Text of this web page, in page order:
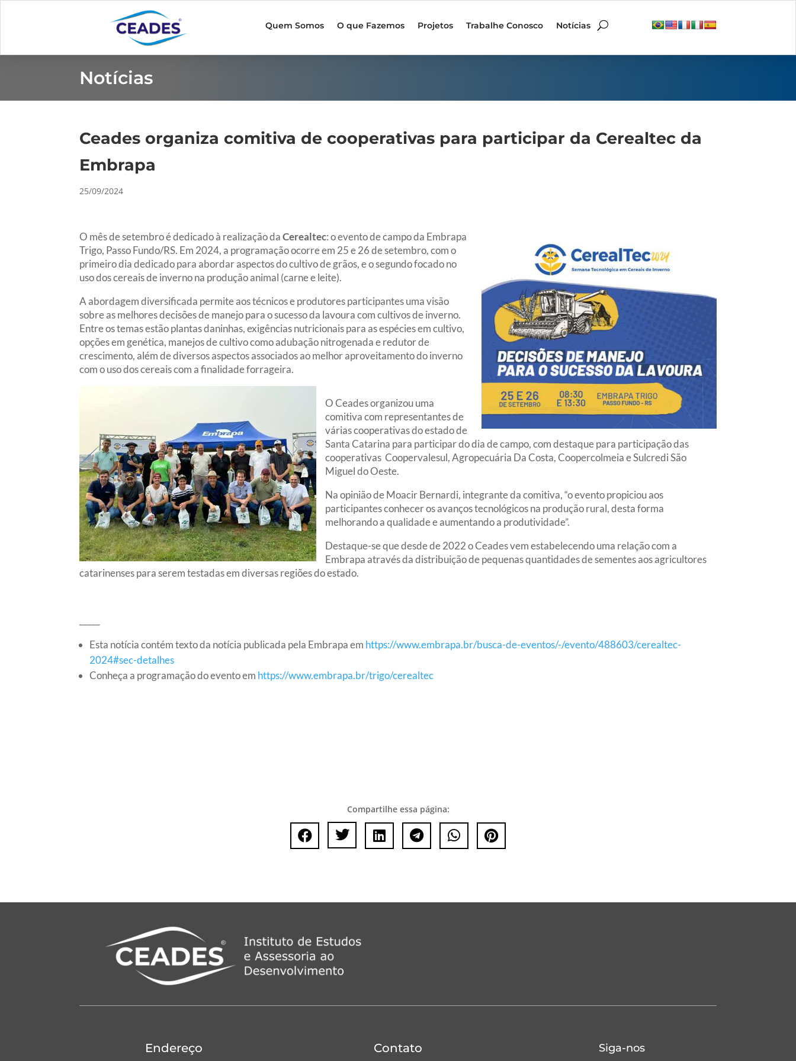
Quem Somos O que Fazemos Projetos Trabalhe Conosco Notícias
Notícias
Ceades organiza comitiva de cooperativas para participar da Cerealtec da
Embrapa
25/09/2024
O mês de setembro é dedicado à realização daCerealtec: o evento de campo da Embrapa
Trigo, Passo Fundo/RS. Em 2024, a programação ocorre em 25 e 26 de setembro, com o
primeiro dia dedicado para abordar aspectos do cultivo de grãos, e o segundo focado no
uso dos cereais de inverno na produção animal (carne e leite).
A abordagem diversificada permite aos técnicos e produtores participantes uma visão
sobre as melhores decisões de manejo para o sucesso da lavoura com cultivos de inverno.
Entre os temas estão plantas daninhas, exigências nutricionais para as espécies em cultivo,
opções em genética, manejos de cultivo como adubação nitrogenada e redutor de
crescimento, além de diversos aspectos associados ao melhor aproveitamento do inverno
com o uso dos cereais com a finalidade forrageira.
O Ceades organizou uma
comitiva com representantes de
várias cooperativas do estado de
Santa Catarina para participar do dia de campo, com destaque para participação das
cooperativas Coopervalesul, Agropecuária Da Costa, Coopercolmeia e Sulcredi São
Miguel do Oeste.
Na opinião de Moacir Bernardi, integrante da comitiva, “o evento propiciou aos
participantes conhecer os avanços tecnológicos na produção rural, desta forma
melhorando a qualidade e aumentando a produtividade”.
Destaque-se que desde de 2022 o Ceades vem estabelecendo uma relação com a
Embrapa através da distribuição de pequenas quantidades de sementes aos agricultores
catarinenses para serem testadas em diversas regiões do estado.
Esta notícia contém texto da notícia publicada pela Embrapa em https://www.embrapa.br/busca-de-eventos/-/evento/488603/cerealtec-
2024#sec-detalhes
Conheça a programação do evento em https://www.embrapa.br/trigo/cerealtec
Compartilhe essa página:
     
Endereço Contato Siga-nos